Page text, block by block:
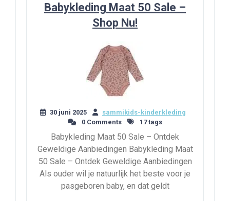
Babykleding Maat 50 Sale –
Shop Nu!
30 juni 2025
sammikids-kinderkleding
0 Comments
17 tags
Babykleding Maat 50 Sale – Ontdek
Geweldige Aanbiedingen Babykleding Maat
50 Sale – Ontdek Geweldige Aanbiedingen
Als ouder wil je natuurlijk het beste voor je
pasgeboren baby, en dat geldt